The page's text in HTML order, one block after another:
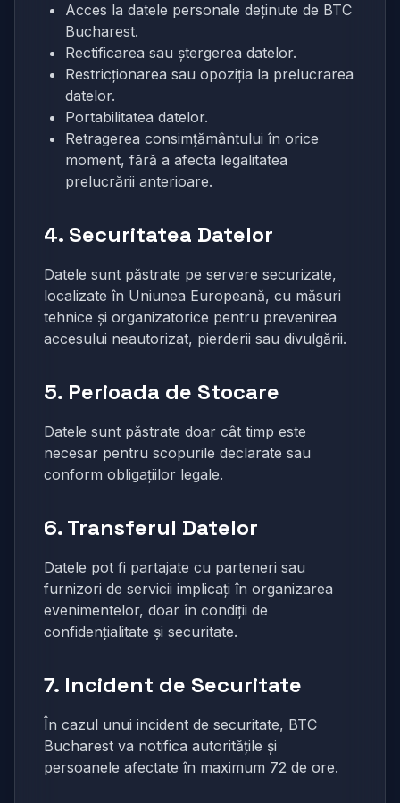
Acces la datele personale deținute de BTC
Bucharest.
Rectificarea sau ștergerea datelor.
Restricționarea sau opoziția la prelucrarea
datelor.
Portabilitatea datelor.
Retragerea consimțământului în orice
moment, fără a afecta legalitatea
prelucrării anterioare.
4. Securitatea Datelor
Datele sunt păstrate pe servere securizate,
localizate în Uniunea Europeană, cu măsuri
tehnice și organizatorice pentru prevenirea
accesului neautorizat, pierderii sau divulgării.
5. Perioada de Stocare
Datele sunt păstrate doar cât timp este
necesar pentru scopurile declarate sau
conform obligațiilor legale.
6. Transferul Datelor
Datele pot fi partajate cu parteneri sau
furnizori de servicii implicați în organizarea
evenimentelor, doar în condiții de
confidențialitate și securitate.
7. Incident de Securitate
În cazul unui incident de securitate, BTC
Bucharest va notifica autoritățile și
persoanele afectate în maximum 72 de ore.